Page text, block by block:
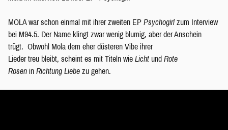
MOLA war schon einmal mit ihrer zweiten EP Psychogirlzum Interview
bei M94.5. Der Name klingt zwar wenig blumig, aber der Anschein
trügt. Obwohl Mola dem eher düsteren Vibe ihrer
Lieder treu bleibt, scheint es mit Titeln wie Licht und Rote
Rosen in Richtung Liebe zu gehen.